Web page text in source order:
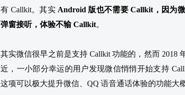
有 Callkit。其实 Android 版也不需要 Callkit，因为
弹窗接听，体验不输 Callkit。
其实微信很早之前是支持 Callkit 功能的，然而 2018
近，一小部分幸运的用户发现微信悄悄开始支持
这项可以极大提升微信、QQ 语音通话体验的功能大